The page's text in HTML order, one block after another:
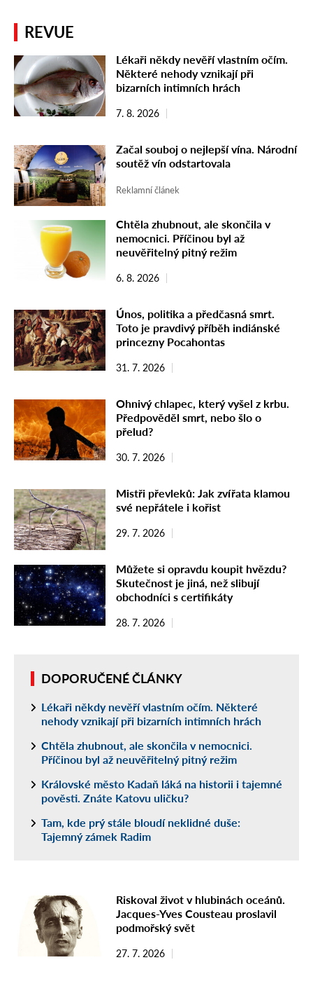
REVUE
Lékaři někdy nevěří vlastním očím.
Některé nehody vznikají při
bizarních intimních hrách
7. 8. 2026
Začal souboj o nejlepší vína. Národní
soutěž vín odstartovala
Reklamní článek
Chtěla zhubnout, ale skončila v
nemocnici. Příčinou byl až
neuvěřitelný pitný režim
6. 8. 2026
Únos, politika a předčasná smrt.
Toto je pravdivý příběh indiánské
princezny Pocahontas
31. 7. 2026
Ohnivý chlapec, který vyšel z krbu.
Předpověděl smrt, nebo šlo o
přelud?
30. 7. 2026
Mistři převleků: Jak zvířata klamou
své nepřátele i kořist
29. 7. 2026
Můžete si opravdu koupit hvězdu?
Skutečnost je jiná, než slibují
obchodníci s certifikáty
28. 7. 2026
DOPORUČENÉ ČLÁNKY
Lékaři někdy nevěří vlastním očím. Některé
nehody vznikají při bizarních intimních hrách
Chtěla zhubnout, ale skončila v nemocnici.
Příčinou byl až neuvěřitelný pitný režim
Královské město Kadaň láká na historii i tajemné
pověsti. Znáte Katovu uličku?
Tam, kde prý stále bloudí neklidné duše:
Tajemný zámek Radim
Riskoval život v hlubinách oceánů.
Jacques-Yves Cousteau proslavil
podmořský svět
27. 7. 2026